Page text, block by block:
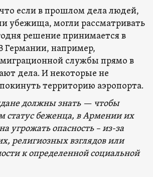
если в прошлом дела людей,
убежища, могли рассматривать
решение принимается в
Германии, например,
службы прямо в
дела. И некоторые не
территорию аэропорта.
должны знать — чтобы
статус беженца, в Армении их
угрожать опасность – из-за
религиозных взглядов или
к определенной социальной